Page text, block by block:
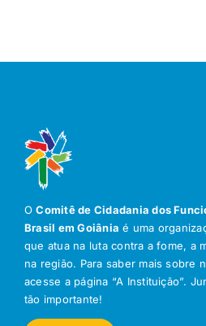
OComitê de Cidadania dos
Brasil em Goiânia é uma
que atua na luta contra a fome, a
na região. Para saber mais sobre
acesse a página “A Instituição”.
tão importante!